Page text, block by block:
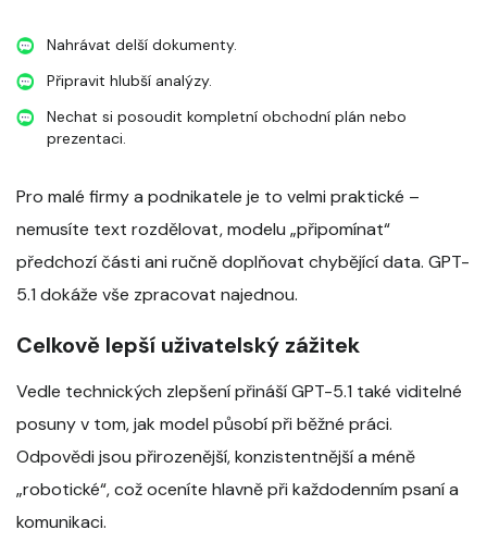
Nahrávat delší dokumenty.
Připravit hlubší analýzy.
Nechat si posoudit kompletní obchodní plán nebo
prezentaci.
Pro malé firmy a podnikatele je to velmi praktické –
nemusíte text rozdělovat, modelu „připomínat“
předchozí části ani ručně doplňovat chybějící data. GPT-
5.1 dokáže vše zpracovat najednou.
Celkově lepší uživatelský zážitek
Vedle technických zlepšení přináší GPT-5.1 také viditelné
posuny v tom, jak model působí při běžné práci.
Odpovědi jsou přirozenější, konzistentnější a méně
„robotické“, což oceníte hlavně při každodenním psaní a
komunikaci.